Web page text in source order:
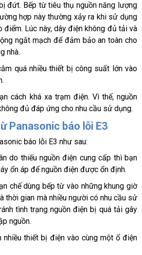
đứt. Bếp từ tiêu thụ nguồn năng lượng
hợp này thường xảy ra khi sử dụng
điểm. Lúc này, dây điện không đủ tải và
ngắt mạch để đảm bảo an toàn cho
nhà.
quá nhiều thiết bị công suất lớn vào
cách khá xa trạm điện. Vì thế, nguồn
đủ đáp ứng cho nhu cầu sử dụng.
Panasonic báo lỗi E3
báo lỗi E3 như sau:
do thiếu nguồn điện cung cấp thì bạn
ổn áp để nguồn điện được ổn định.
chế dùng bếp từ vào những khung giờ
thời gian mà nhiều người có nhu cầu sử
tình trạng nguồn điện bị quá tải gây
nguồn.
nhiều thiết bị điện vào cùng một ổ điện